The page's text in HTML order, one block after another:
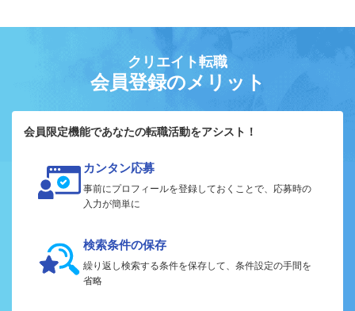
クリエイト転職
会員登録のメリット
会員限定機能であなたの転職活動をアシスト！
カンタン応募
事前にプロフィールを登録しておくことで、応募時の
入力が簡単に
検索条件の保存
繰り返し検索する条件を保存して、条件設定の手間を
省略